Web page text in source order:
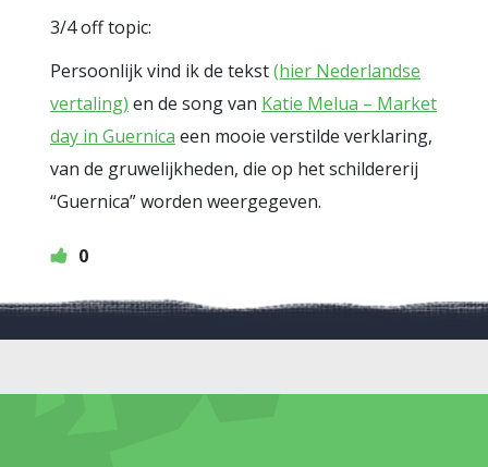
3/4 off topic:
Persoonlijk vind ik de tekst(hier Nederlandse
vertaling) en de song van Katie Melua – Market
day in Guernica een mooie verstilde verklaring,
van de gruwelijkheden, die op het schildererij
“Guernica” worden weergegeven.
0